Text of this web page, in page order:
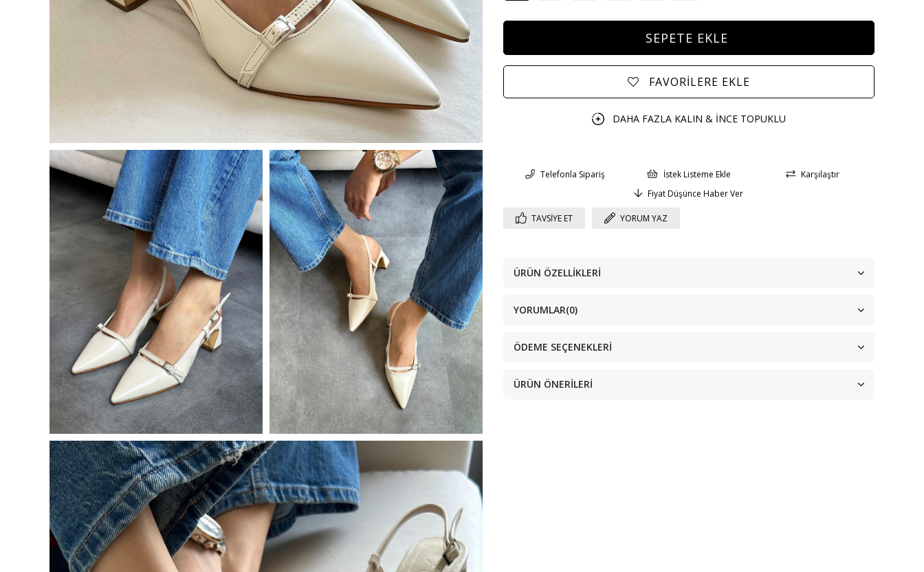
FAVORILERE EKLE
DAHA FAZLA KALIN & İNCE TOPUKLU
Telefonla Sipariş İstek Listeme Ekle
Karşılaştır
Fiyat Düşünce Haber Ver
TAVSIYE ET YORUM YAZ
ÜRÜN ÖZELLIKLERI
YORUMLAR(0)
ÖDEME SEÇENEKLERI
ÜRÜN ÖNERILERI